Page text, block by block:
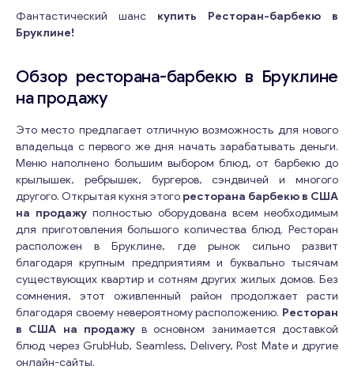
Фантастический шанс купить Ресторан-барбекю в
Бруклине!
Обзор ресторана-барбекю в Бруклине
на продажу
Это место предлагает отличную возможность для нового
владельца с первого же дня начать зарабатывать деньги.
Меню наполнено большим выбором блюд, от барбекю до
крылышек, ребрышек, бургеров, сэндвичей и многого
другого. Открытая кухня этого ресторана барбекю в США
на продажу полностью оборудована всем необходимым
для приготовления большого количества блюд. Ресторан
расположен в Бруклине, где рынок сильно развит
благодаря крупным предприятиям и буквально тысячам
существующих квартир и сотням других жилых домов. Без
сомнения, этот оживленный район продолжает расти
благодаря своему невероятному расположению. Ресторан
в США на продажув основном занимается доставкой
блюд через GrubHub, Seamless, Delivery, Post Mate и другие
онлайн-сайты.